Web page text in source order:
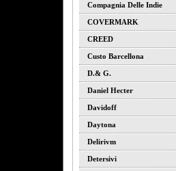
Compagnia Delle Indie
COVERMARK
CREED
Custo Barcellona
D.& G.
Daniel Hecter
Davidoff
Daytona
Delirivm
Detersivi